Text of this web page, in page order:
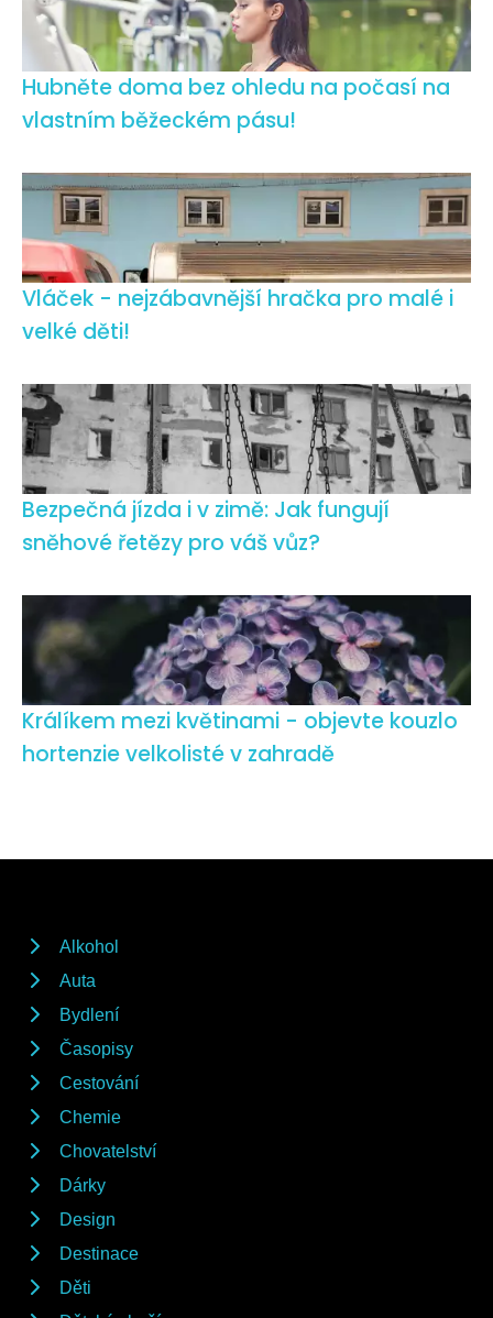
Hubněte doma bez ohledu na počasí na
vlastním běžeckém pásu!
Vláček - nejzábavnější hračka pro malé i
velké děti!
Bezpečná jízda i v zimě: Jak fungují
sněhové řetězy pro váš vůz?
Králíkem mezi květinami - objevte kouzlo
hortenzie velkolisté v zahradě
Alkohol
Auta
Bydlení
Časopisy
Cestování
Chemie
Chovatelství
Dárky
Design
Destinace
Děti